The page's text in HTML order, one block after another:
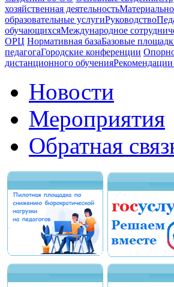
хозяйственная деятельность
образовательные услугиРуководство
обучающихсяМеждународное
ОРЦ Нормативная базаБазовые
педагогаГородские конференции
дистанционного обученияРекомендации
Новости
Мероприятия
Обратная